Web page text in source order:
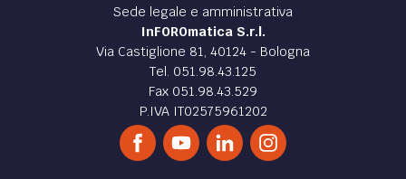
Sede legale e amministrativa
InFOROmatica S.r.l.
Via Castiglione 81, 40124 - Bologna
Tel. 051.98.43.125
Fax 051.98.43.529
P.IVA IT02575961202